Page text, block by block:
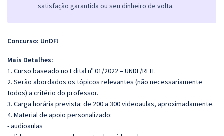
satisfação garantida ou seu dinheiro de volta.
Concurso: UnDF!
Mais Detalhes:
1. Curso baseado no Edital nº 01/2022 – UNDF/REIT.
2. Serão abordados os tópicos relevantes (não necessariamente
todos) a critério do professor.
3. Carga horária prevista: de 200 a 300 videoaulas, aproximadamente.
4. Material de apoio personalizado:
- audioaulas